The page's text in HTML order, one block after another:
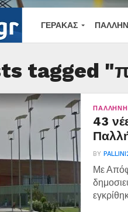
ΓΈΡΑΚΑΣ
tagged
43
BY
Με